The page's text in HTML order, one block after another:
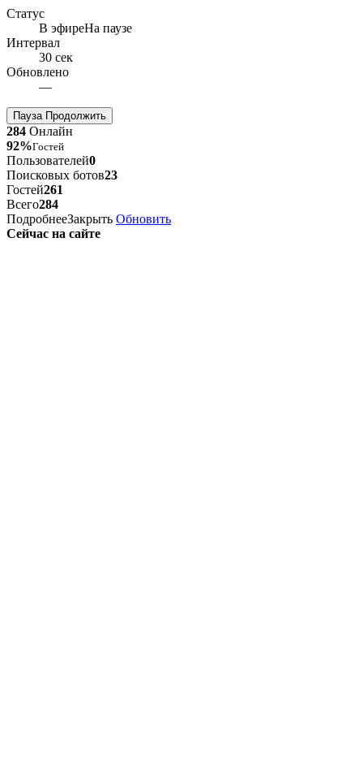
Статус
В эфиреНа паузе
Интервал
30 сек
Обновлено
—
ПаузаПродолжить
284 Онлайн
92%Гостей
Пользователей0
Поисковых ботов23
Гостей261
Всего284
ПодробнееЗакрыть Обновить
Сейчас на сайте